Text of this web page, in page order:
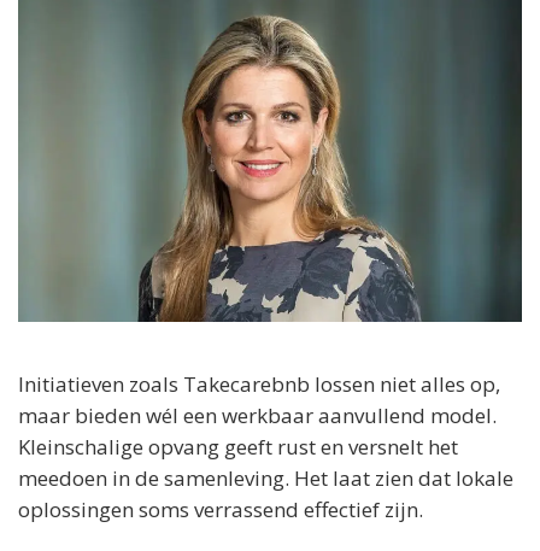
Initiatieven zoals Takecarebnb lossen niet alles op,
maar bieden wél een werkbaar aanvullend model.
Kleinschalige opvang geeft rust en versnelt het
meedoen in de samenleving. Het laat zien dat lokale
oplossingen soms verrassend effectief zijn.